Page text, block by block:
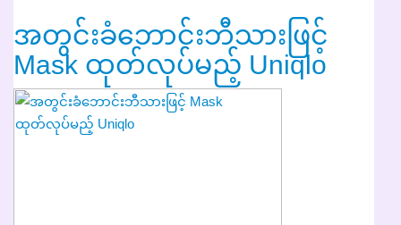
အတွင်းခံဘောင်းဘီသားဖြင့်
Mask ထုတ်လုပ်မည့် Uniqlo